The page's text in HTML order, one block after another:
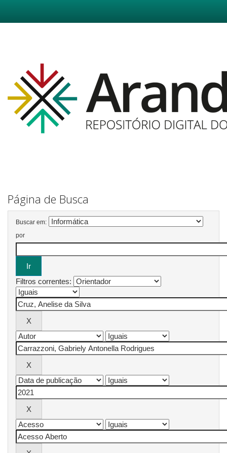
Página de Busca
Buscar em:
por
Filtros correntes: